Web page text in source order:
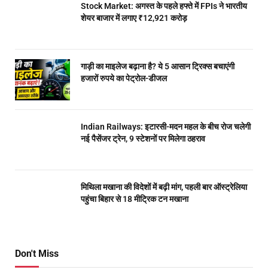
Stock Market: अगस्त के पहले हफ्ते में FPIs ने भारतीय
शेयर बाजार में लगाए ₹12,921 करोड़
गाड़ी का माइलेज बढ़ाना है? ये 5 आसान ट्रिक्स बचाएंगी
हजारों रुपये का पेट्रोल-डीजल
Indian Railways: इटारसी-मदन महल के बीच रोज चलेगी
नई पैसेंजर ट्रेन, 9 स्टेशनों पर मिलेगा ठहराव
मिथिला मखाना की विदेशों में बढ़ी मांग, पहली बार ऑस्ट्रेलिया
पहुंचा बिहार से 18 मीट्रिक टन मखाना
Don't Miss